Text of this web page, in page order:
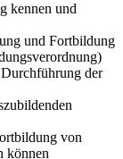
kennen und
und Fortbildung
der
von
können